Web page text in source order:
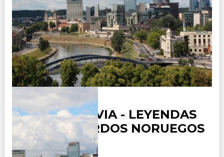
ESCANDINAVIA - LEYENDAS
DE LOS FIORDOS NORUEGOS